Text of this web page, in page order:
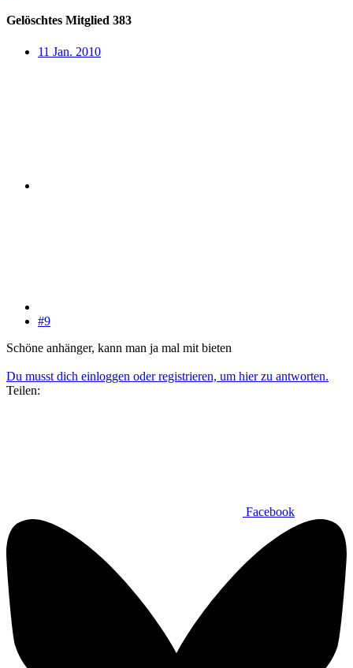
Gelöschtes Mitglied 383
11 Jan. 2010
#9
Schöne anhänger, kann man ja mal mit bieten
Du musst dich einloggen oder registrieren, um hier zu antworten.
Teilen:
Facebook